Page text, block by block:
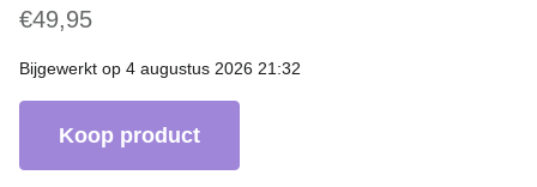
€49,95
Bijgewerkt op 4 augustus 2026 21:32
Koop product